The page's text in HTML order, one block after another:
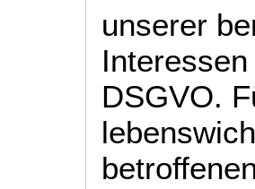
unserer
DSGVO.